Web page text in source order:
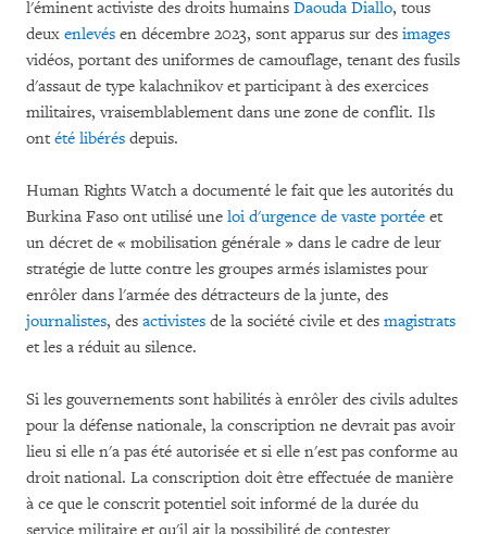
l'éminent activiste des droits humains Daouda Diallo, tous
deux enlevés en décembre 2023, sont apparus sur des images
vidéos, portant des uniformes de camouflage, tenant des fusils
d'assaut de type kalachnikov et participant à des exercices
militaires, vraisemblablement dans une zone de conflit. Ils
ont été libérés depuis.
Human Rights Watch a documenté le fait que les autorités du
Burkina Faso ont utilisé une loi d'urgence de vaste portée et
un décret de « mobilisation générale » dans le cadre de leur
stratégie de lutte contre les groupes armés islamistes pour
enrôler dans l'armée des détracteurs de la junte, des
journalistes, des activistes de la société civile et des magistrats
et les a réduit au silence.
Si les gouvernements sont habilités à enrôler des civils adultes
pour la défense nationale, la conscription ne devrait pas avoir
lieu si elle n'a pas été autorisée et si elle n'est pas conforme au
droit national. La conscription doit être effectuée de manière
à ce que le conscrit potentiel soit informé de la durée du